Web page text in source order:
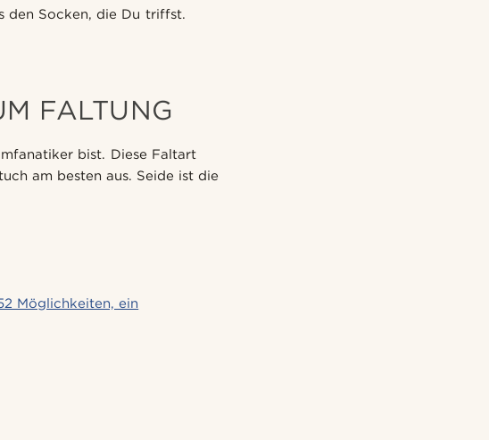
den Socken, die Du triffst.
FALTUNG
bist. Diese Faltart
am besten aus. Seide ist die
Möglichkeiten, ein